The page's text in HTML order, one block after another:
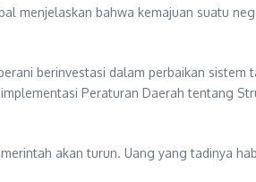
menjelaskan bahwa kemajuan suatu
berinvestasi dalam perbaikan
Peraturan Daerah tentang
akan turun. Uang yang tadinya